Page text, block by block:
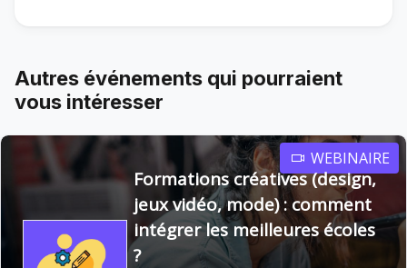
Autres événements qui pourraient
vous intéresser
WEBINAIRE
Formations créatives (design,
jeux vidéo, mode) : comment
intégrer les meilleures écoles
?